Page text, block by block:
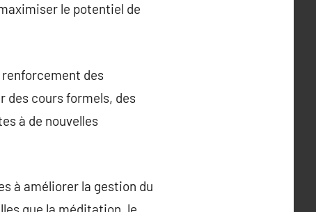
le potentiel de
des
des cours formels, des
à de nouvelles
à améliorer la gestion du